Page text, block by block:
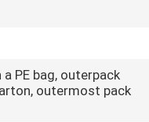
PE bag, outerpack
outermost pack